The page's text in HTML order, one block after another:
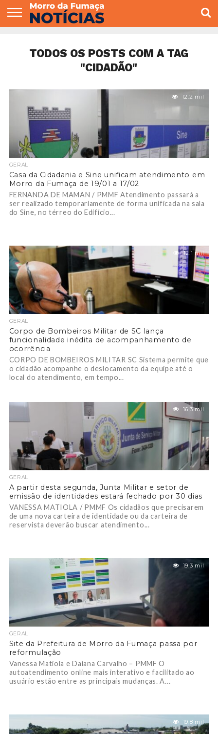
VEREADORES
TODOS OS POSTS COM A TAG
"CIDADÃO"
12.2 mil
GERAL
Casa da Cidadania e Sine unificam atendimento em
Morro da Fumaça de 19/01 a 17/02
FERNANDA DE MAMAN / PMMF Atendimento passará a
ser realizado temporariamente de forma unificada na sala
do Sine, no térreo do Edifício...
12.1 mil
GERAL
Corpo de Bombeiros Militar de SC lança
funcionalidade inédita de acompanhamento de
ocorrência
CORPO DE BOMBEIROS MILITAR SC Sistema permite que
o cidadão acompanhe o deslocamento da equipe até o
local do atendimento, em tempo...
16.3 mil
GERAL
A partir desta segunda, Junta Militar e setor de
emissão de identidades estará fechado por 30 dias
VANESSA MATIOLA / PMMF Os cidadãos que precisarem
de uma nova carteira de identidade ou da carteira de
reservista deverão buscar atendimento...
19.3 mil
GERAL
Site da Prefeitura de Morro da Fumaça passa por
reformulação
Vanessa Matiola e Daiana Carvalho – PMMF O
autoatendimento online mais interativo e facilitado ao
usuário estão entre as principais mudanças. A...
19.8 mil